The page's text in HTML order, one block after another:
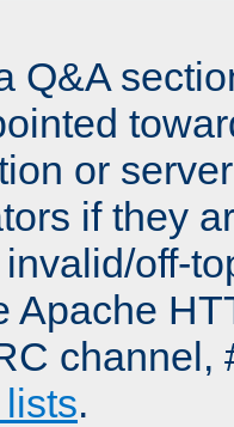
Q&A
or
if they
off-
Apache
channel,
.